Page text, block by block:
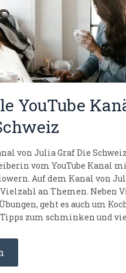
YouTube
von Julia Graf Die
vom YouTube Kanal
Auf dem Kanal von
an Themen. Neben
geht es auch um
Tipps zum schminken und